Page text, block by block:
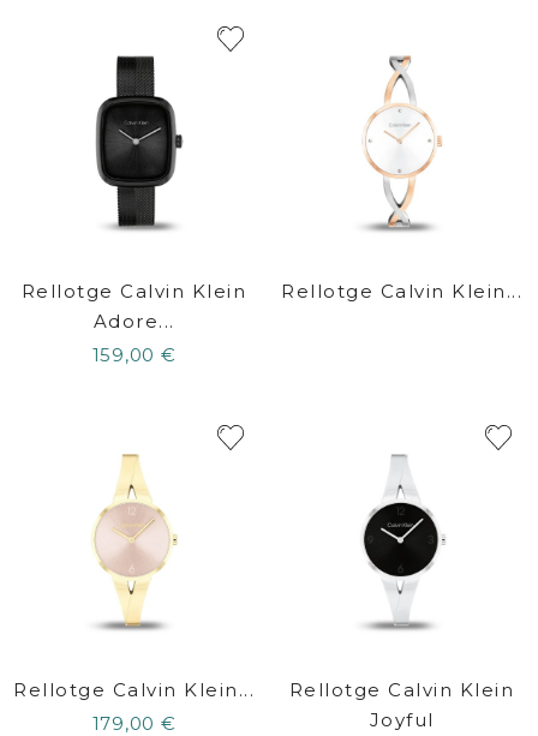
Rellotge Calvin Klein
Adore...
159,00 €
Rellotge Calvin Klein...
Rellotge Calvin Klein...
179,00 €
Rellotge Calvin Klein
Joyful